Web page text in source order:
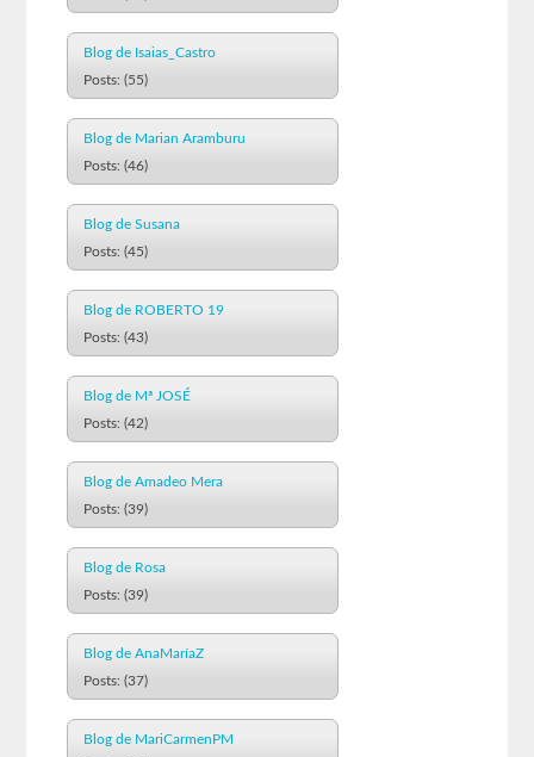
Blog de Isaias_Castro
Posts: (55)
Blog de Marian Aramburu
Posts: (46)
Blog de Susana
Posts: (45)
Blog de ROBERTO 19
Posts: (43)
Blog de Mª JOSÉ
Posts: (42)
Blog de Amadeo Mera
Posts: (39)
Blog de Rosa
Posts: (39)
Blog de AnaMaríaZ
Posts: (37)
Blog de MariCarmenPM